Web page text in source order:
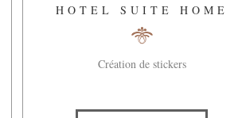
HOTEL SUITE HOME
Création de stickers